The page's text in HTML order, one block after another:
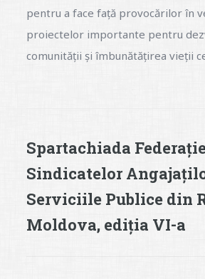
pentru a face față provocărilor în
proiectelor importante pentru
comunității și îmbunătățirea vieții
Spartachiada
Sindicatelor
Serviciile Publice din
Moldova, ediția VI-a